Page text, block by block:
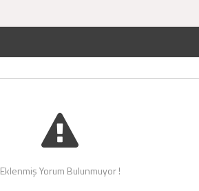
Eklenmiş Yorum Bulunmuyor !